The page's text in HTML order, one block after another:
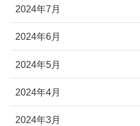
2024年7月
2024年6月
2024年5月
2024年4月
2024年3月